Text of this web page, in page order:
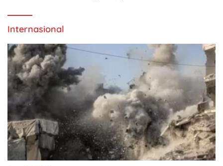
Internasional